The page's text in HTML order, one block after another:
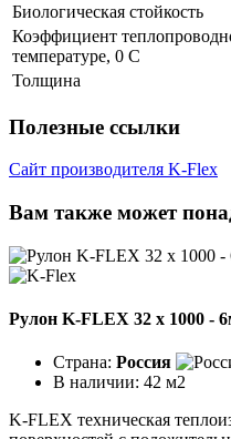
Биологическая стойкость
Коэффициент
температуре, 0 С
Толщина
Полезные ссылки
Сайт производителя K-Flex
Вам также может
Рулон K-FLEX 32 x 1000 -
Страна: Россия
В наличии: 42 м2
K-FLEX техническая